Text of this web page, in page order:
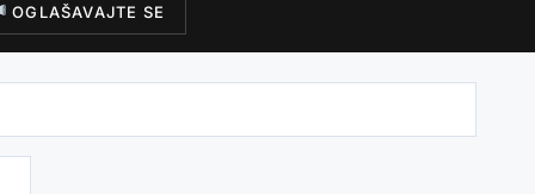
OGLAŠAVAJTE SE